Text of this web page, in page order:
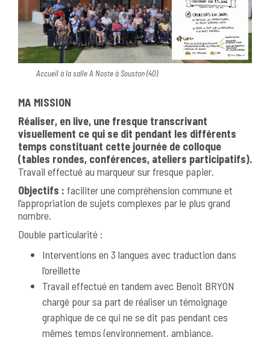
Accueil à la salle A Noste à Souston (40)
MA MISSION
Réaliser, en live, une fresque transcrivant
visuellement ce qui se dit pendant les différents
temps constituant cette journée de colloque
(tables rondes, conférences, ateliers participatifs).
Travail effectué au marqueur sur fresque papier.
Objectifs : faciliter une compréhension commune et
l’appropriation de sujets complexes par le plus grand
nombre.
Double particularité :
Interventions en 3 langues avec traduction dans
l’oreillette
Travail effectué en tandem avec Benoit BRYON
chargé pour sa part de réaliser un témoignage
graphique de ce qui ne se dit pas pendant ces
mêmes temps (environnement, ambiance,